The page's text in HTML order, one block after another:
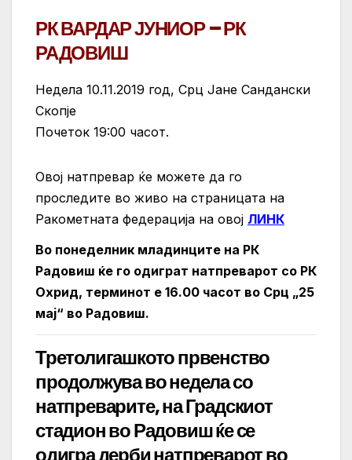
РК ВАРДАР ЈУНИОР – РК
РАДОВИШ
Недела 10.11.2019 год, Срц Јане Сандански
Скопје
Почеток 19:00 часот.
Овој натпревар ќе можете да го
проследите во живо на страницата на
Ракометната федерација на овој ЛИНК
Во понеделник младинците на РК
Радовиш ќе го одиграт натпреварот со РК
Охрид, терминот е 16.00 часот во Срц „25
мај“ во Радовиш.
Третолигашкото првенство
продолжува во недела со
натпреварите, на Градскиот
стадион во Радовиш ќе се